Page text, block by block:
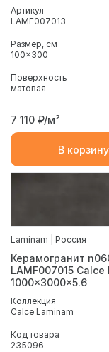
Артикул
LAMF007013
Размер, см
100x300
Поверхность
матовая
7 110 ₽/м²
В корзину
Laminam | Россия
Керамогранит
LAMF007015 Calce
1000x3000x5.6
Коллекция
Calce Laminam
Код товара
235096